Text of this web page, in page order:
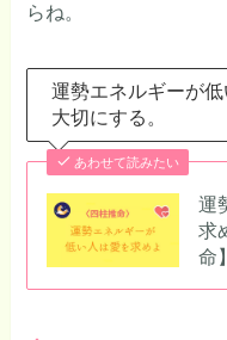
らね。
運勢エネルギーが
大切にする。
あわせて読みたい
運
求
命】